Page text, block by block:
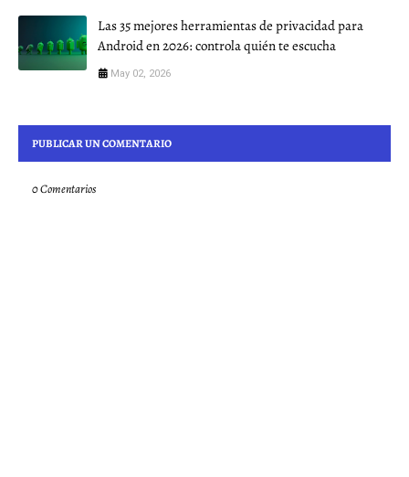
Las 35 mejores herramientas de privacidad para
Android en 2026: controla quién te escucha
May 02, 2026
PUBLICAR UN COMENTARIO
0 Comentarios